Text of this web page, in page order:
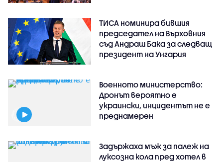
ТИСА номинира бившия
председател на Върховния
съд Андраш Бака за следващ
президент на Унгария
Военното министерство:
Дронът вероятно е
украински, инцидентът не е
преднамерен
Задържаха мъж за палеж на
луксозна кола пред хотел в